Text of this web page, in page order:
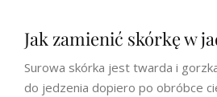
Jak zamienić skórkę w
Surowa skórka jest twarda i
do jedzenia dopiero po obróbce